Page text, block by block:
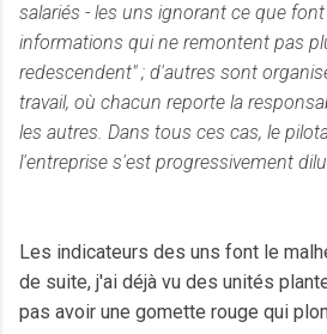
salariés - les uns ignorant ce que
informations qui ne remontent pas
redescendent" ; d'autres sont
travail, où chacun reporte la
les autres. Dans tous ces cas, le
l'entreprise s'est progressivement
Les indicateurs des uns font le
de suite, j'ai déjà vu des unités
pas avoir une gomette rouge qui